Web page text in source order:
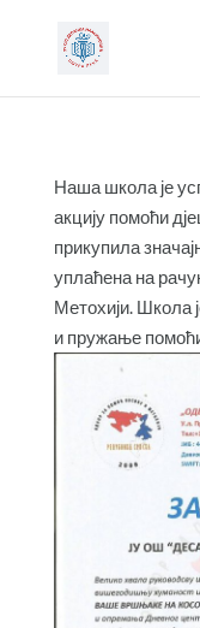
Наша школа је
акцију помоћи
прикупила
уплаћена на
Метохији. Школа
и пружање